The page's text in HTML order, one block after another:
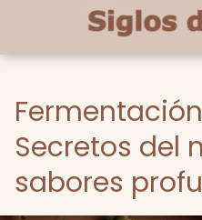
Secretos del
sabores